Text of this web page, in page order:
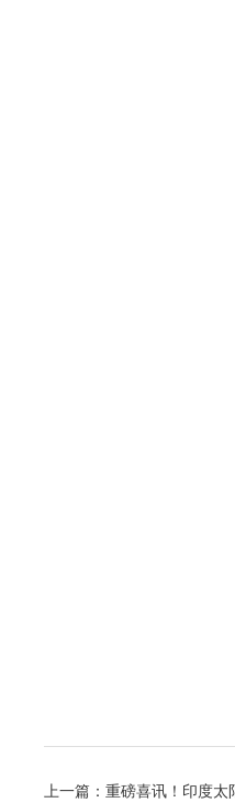
上一篇： 重磅喜讯！印度太